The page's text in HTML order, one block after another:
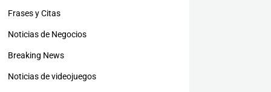
Frases y Citas
Noticias de Negocios
Breaking News
Noticias de videojuegos